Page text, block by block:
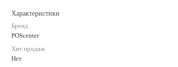
Характеристики
Бренд
POScenter
Хит продаж
Нет